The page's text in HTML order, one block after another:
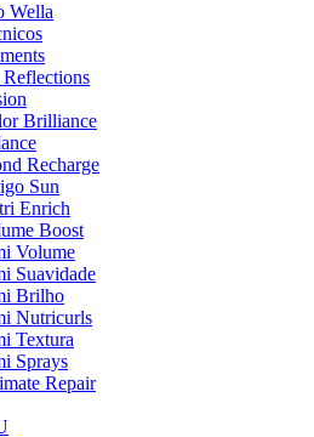
Wella
Brilliance
Recharge
Sun
Enrich
Boost
Volume
Suavidade
Brilho
Nutricurls
Textura
Sprays
Repair